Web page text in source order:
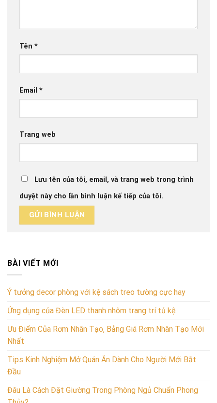
Tên *
Email *
Trang web
Lưu tên của tôi, email, và trang web trong trình
duyệt này cho lần bình luận kế tiếp của tôi.
BÀI VIẾT MỚI
Ý tưởng decor phòng với kệ sách treo tường cực hay
Ứng dụng của Đèn LED thanh nhôm trang trí tủ kệ
Ưu Điểm Của Rơm Nhân Tạo, Bảng Giá Rơm Nhân Tạo Mới
Nhất
Tips Kinh Nghiệm Mở Quán Ăn Dành Cho Người Mới Bắt
Đầu
Đâu Là Cách Đặt Giường Trong Phòng Ngủ Chuẩn Phong